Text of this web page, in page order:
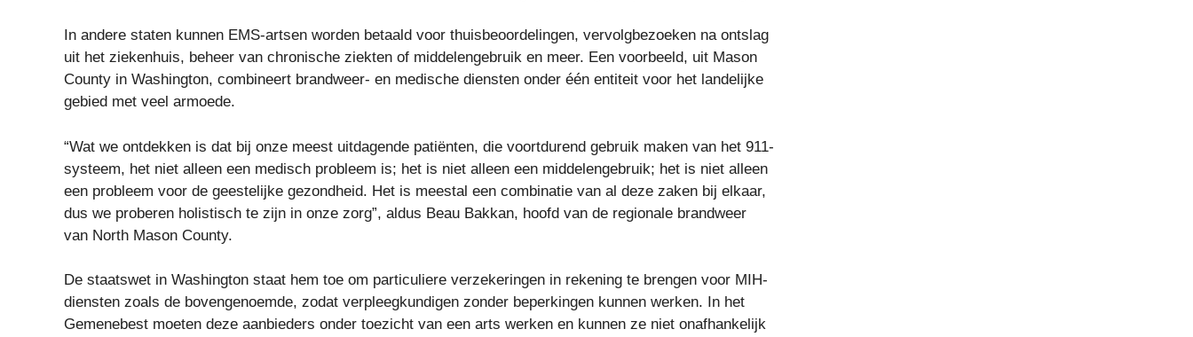
In andere staten kunnen EMS-artsen worden betaald voor thuisbeoordelingen, vervolgbezoeken na ontslag
uit het ziekenhuis, beheer van chronische ziekten of middelengebruik en meer. Een voorbeeld, uit Mason
County in Washington, combineert brandweer- en medische diensten onder één entiteit voor het landelijke
gebied met veel armoede.
“Wat we ontdekken is dat bij onze meest uitdagende patiënten, die voortdurend gebruik maken van het 911-
systeem, het niet alleen een medisch probleem is; het is niet alleen een middelengebruik; het is niet alleen
een probleem voor de geestelijke gezondheid. Het is meestal een combinatie van al deze zaken bij elkaar,
dus we proberen holistisch te zijn in onze zorg”, aldus Beau Bakkan, hoofd van de regionale brandweer
van North Mason County.
De staatswet in Washington staat hem toe om particuliere verzekeringen in rekening te brengen voor MIH-
diensten zoals de bovengenoemde, zodat verpleegkundigen zonder beperkingen kunnen werken. In het
Gemenebest moeten deze aanbieders onder toezicht van een arts werken en kunnen ze niet onafhankelijk